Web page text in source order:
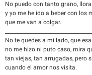
No puedo con tanto grano,
y yo me he ido a beber con los
que me van a colgar.
No te quedes a mi lado, que
no me hizo ni puto caso, mira
tan viejas, tan arrugadas, pero
cuando el amor nos visita.